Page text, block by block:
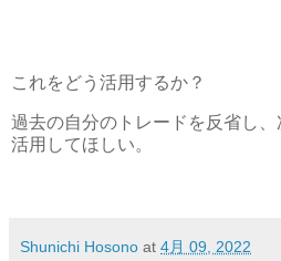
これをどう活用するか？
過去の自分のトレードを反省し
活用してほしい。
Shunichi Hosono at 4月 09, 2022